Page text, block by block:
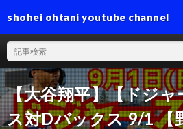
shohei ohtani youtube channel
【大谷翔平】【ドジ
ス対Dバックス 9/1 【